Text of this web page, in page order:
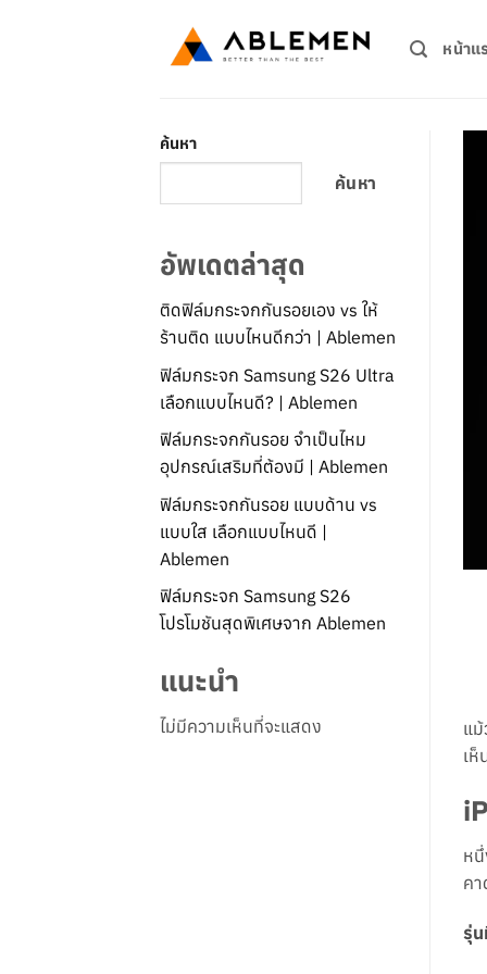
หน้าแ
ค้นหา
ค้นหา
อัพเดตล่าสุด
ติดฟิล์มกระจกกันรอยเอง vs ให้
ร้านติด แบบไหนดีกว่า | Ablemen
ฟิล์มกระจก Samsung S26 Ultra
เลือกแบบไหนดี? | Ablemen
ฟิล์มกระจกกันรอย จำเป็นไหม
อุปกรณ์เสริมที่ต้องมี | Ablemen
ฟิล์มกระจกกันรอย แบบด้าน vs
แบบใส เลือกแบบไหนดี |
Ablemen
ฟิล์มกระจก Samsung S26
โปรโมชันสุดพิเศษจาก Ablemen
แนะนำ
ไม่มีความเห็นที่จะแสดง แม้
เ
ห
คา
รุ่น